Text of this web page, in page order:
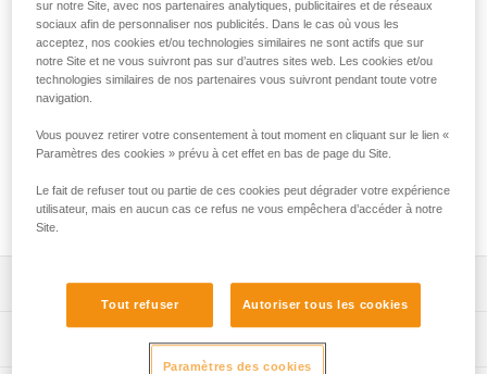
d'un code couleur pour faciliter sa mise en place. La position
haute du point de connexion limite le risque de retournement
du client. Il dispose aussi d'un point d'attache dorsal
permettant l'assurage des activités spécifiques de parcours
acrobatiques en hauteur telles que la chute libre. Les
épaisses lui apportent une grande durabilité pour les usages
et les zones d'identification simplifient la gestion du parc de
matériel.
Descriptif
Harnais complet facile à utiliser conçu pour les parcours
acrobatiques en hauteur :
Spécifications techniques
sur notre Site, avec nos partenaires analytiques, publicitaires et de réseaux
sociaux afin de personnaliser nos publicités. Dans le cas où vous les
acceptez, nos cookies et/ou technologies similaires ne sont actifs que sur
notre Site et ne vous suivront pas sur d’autres sites web. Les cookies et/ou
technologies similaires de nos partenaires vous suivront pendant toute votre
navigation.
Vous pouvez retirer votre consentement à tout moment en cliquant sur le lien «
Paramètres des cookies » prévu à cet effet en bas de page du Site.
Le fait de refuser tout ou partie de ces cookies peut dégrader votre expérience
utilisateur, mais en aucun cas ce refus ne vous empêchera d’accéder à notre
Site.
Tout refuser Autoriser tous les cookies
Paramètres des cookies